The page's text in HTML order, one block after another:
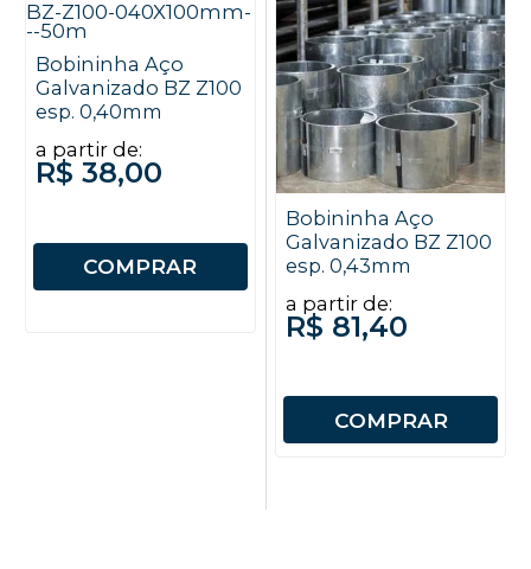
Bobininha Aço
Galvanizado BZ Z100
esp. 0,40mm
a partir de:
R$ 38,00
COMPRAR
Bobininha Aço
Galvanizado BZ Z100
esp. 0,43mm
a partir de:
R$ 81,40
COMPRAR